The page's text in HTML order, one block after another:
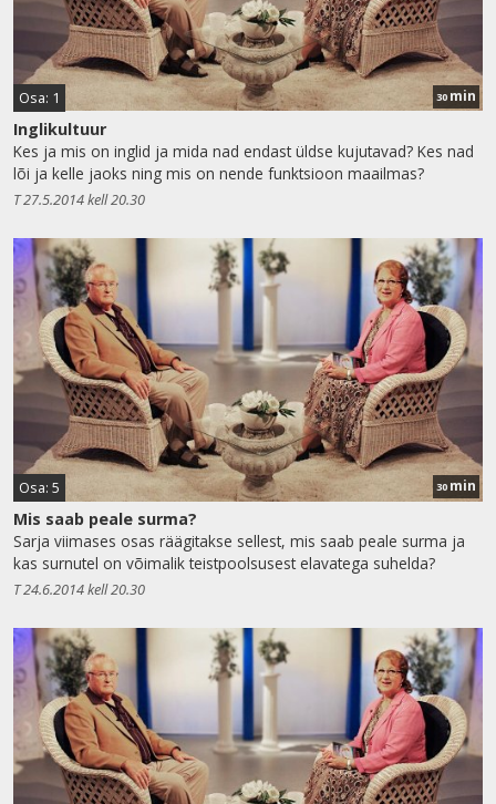
Osa: 1 30 min
Inglikultuur
Kes ja mis on inglid ja mida nad endast üldse kujutavad? Kes nad
lõi ja kelle jaoks ning mis on nende funktsioon maailmas?
T 27.5.2014 kell 20.30
Osa: 5 30 min
Mis saab peale surma?
Sarja viimases osas räägitakse sellest, mis saab peale surma ja
kas surnutel on võimalik teistpoolsusest elavatega suhelda?
T 24.6.2014 kell 20.30